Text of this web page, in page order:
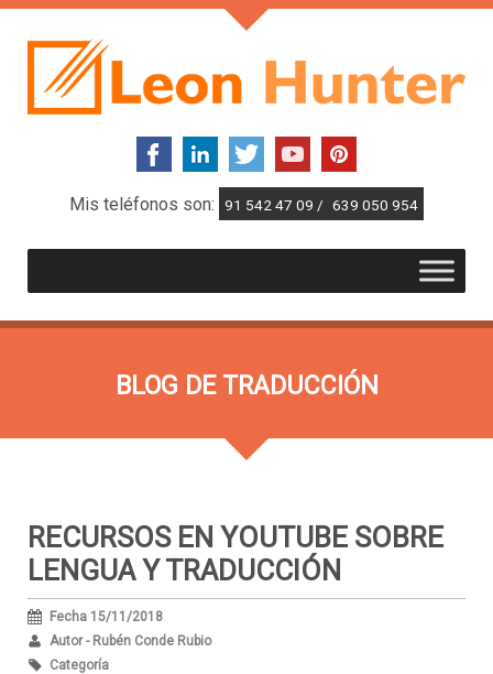
Mis teléfonos son: 91 542 47 09 / 639 050 954
BLOG DE TRADUCCIÓN
RECURSOS EN YOUTUBE SOBRE
LENGUA Y TRADUCCIÓN
Fecha 15/11/2018
Autor - Rubén Conde Rubio
Categoría